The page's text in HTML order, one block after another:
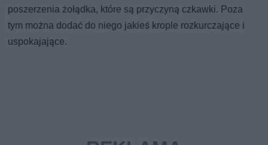
poszerzenia żołądka, które są przyczyną czkawki. Poza
tym można dodać do niego jakieś krople rozkurczające i
uspokajające.